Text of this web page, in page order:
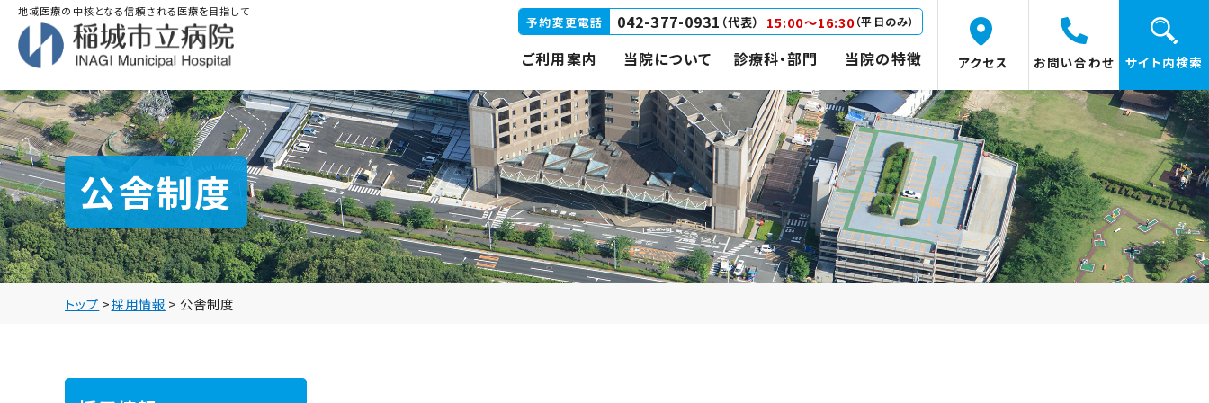
地域医療の中核となる信頼される医療を目指して
予約変更電話 042-377-0931 （代表） 15:00～16:30（平日のみ）
ご利用案内 当院について 診療科・部門 当院の特徴 アクセス お問い合わせ サイト内検索
公舎制度
トップ >採用情報 > 公舎制度